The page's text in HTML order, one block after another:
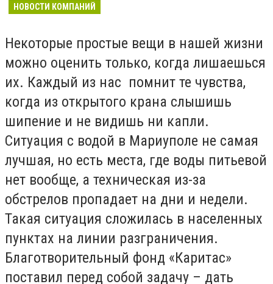
НОВОСТИ КОМПАНИЙ
Некоторые простые вещи в нашей жизни
можно оценить только, когда лишаешься
их. Каждый из нас помнит те чувства,
когда из открытого крана слышишь
шипение и не видишь ни капли.
Ситуация с водой в Мариуполе не самая
лучшая, но есть места, где воды питьевой
нет вообще, а техническая из-за
обстрелов пропадает на дни и недели.
Такая ситуация сложилась в населенных
пунктах на линии разграничения.
Благотворительный фонд «Каритас»
поставил перед собой задачу – дать